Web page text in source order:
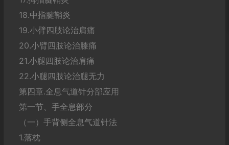
18.中指腱鞘炎
19.小臂四肢论治肩痛
20.小臂四肢论治膝痛
21.小腿四肢论治肩痛
22.小腿四肢论治腿无力
第四章.全息气道针分部应用
第一节、手全息部分
（一）手背侧全息气道针法
1.落枕